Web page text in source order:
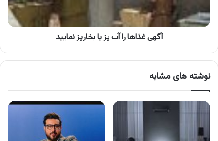
نمایید
آگهی غذاها را آب پز یا بخارپز نمایید
نوشته های مشابه